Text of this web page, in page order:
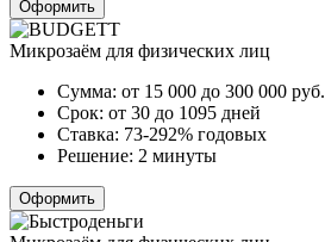
Оформить
Микрозаём для физических лиц
Сумма: от 15 000 до 300 000 руб.
Срок: от 30 до 1095 дней
Ставка: 73-292% годовых
Решение: 2 минуты
Оформить